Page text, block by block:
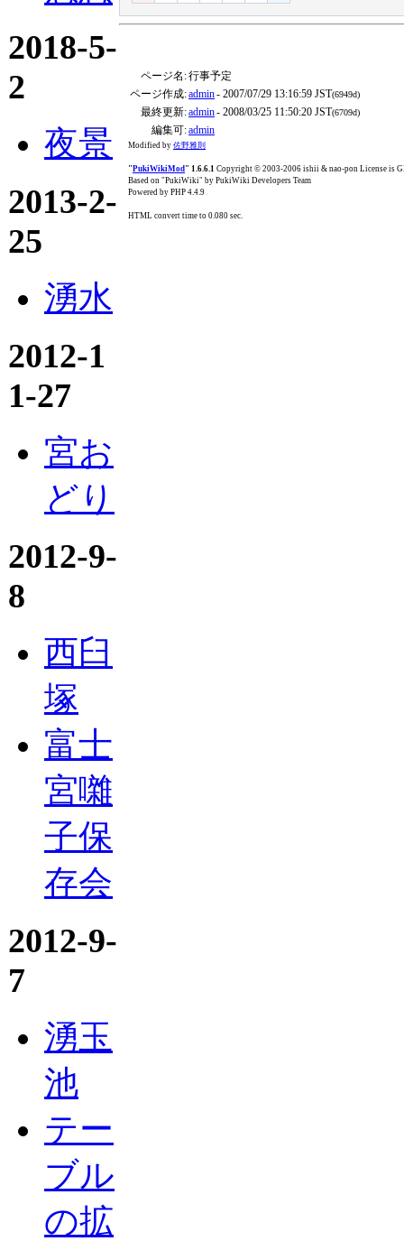
2018-5-
2
夜景
2013-2-
25
湧水
2012-1
1-27
宮お
どり
2012-9-
8
西臼
塚
富士
宮囃
子保
存会
2012-9-
7
湧玉
池
テー
ブル
の拡
ページ名:行事予定
ページ作成:admin- 2007/07/29 13:16:59 JST(6949d)
最終更新:admin- 2008/03/25 11:50:20 JST(6709d)
編集可:admin
Modified by 佐野雅則
"PukiWikiMod" 1.6.6.1 Copyright © 2003-2006 ishii & nao-pon License is
Based on "PukiWiki" by PukiWiki Developers Team
Powered by PHP 4.4.9
HTML convert time to 0.080 sec.